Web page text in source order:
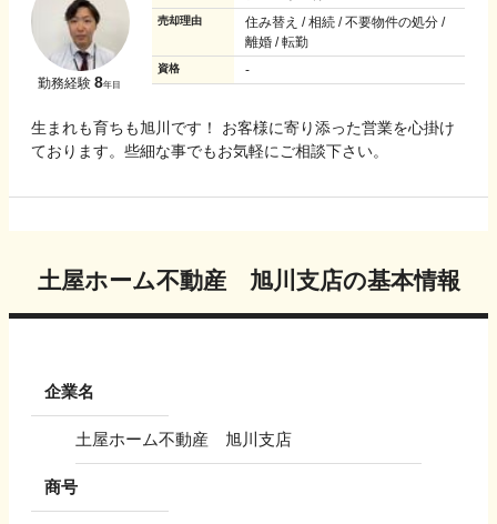
勤務経験 8年目
売却理由
住み替え / 相続 / 不要物件の処分 /
離婚 / 転勤
資格 -
生まれも育ちも旭川です！ お客様に寄り添った営業を心掛け
ております。些細な事でもお気軽にご相談下さい。
土屋ホーム不動産 旭川支店の基本情報
企業名
土屋ホーム不動産 旭川支店
商号